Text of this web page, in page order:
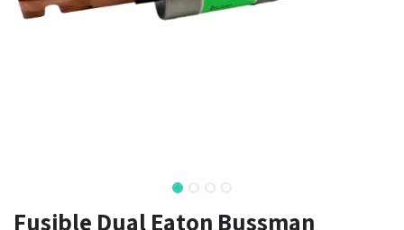
Fusible Dual Eaton Bussman